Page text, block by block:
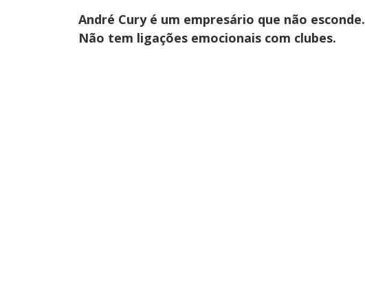
André Cury é um empresário que não esconde.
Não tem ligações emocionais com clubes.